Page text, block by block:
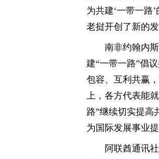
为共建‘一带一路
老挝开创了新的
南非约翰内
建“一带一路”倡
包容、互利共赢
上，各方代表能
路”继续切实提高
为国际发展事业提
阿联酋通讯